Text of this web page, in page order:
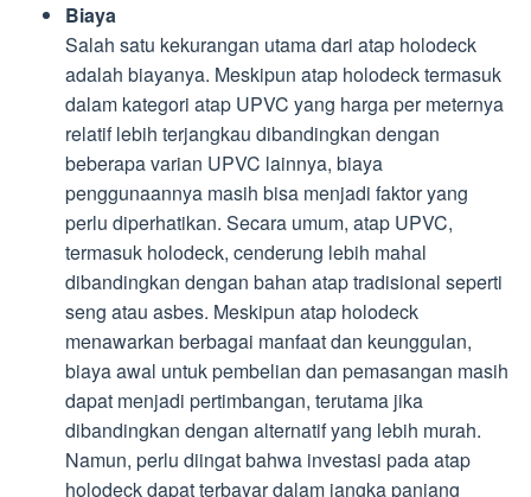
Biaya
Salah satu kekurangan utama dari atap holodeck
adalah biayanya. Meskipun atap holodeck termasuk
dalam kategori atap UPVC yang harga per meternya
relatif lebih terjangkau dibandingkan dengan
beberapa varian UPVC lainnya, biaya
penggunaannya masih bisa menjadi faktor yang
perlu diperhatikan. Secara umum, atap UPVC,
termasuk holodeck, cenderung lebih mahal
dibandingkan dengan bahan atap tradisional seperti
seng atau asbes. Meskipun atap holodeck
menawarkan berbagai manfaat dan keunggulan,
biaya awal untuk pembelian dan pemasangan masih
dapat menjadi pertimbangan, terutama jika
dibandingkan dengan alternatif yang lebih murah.
Namun, perlu diingat bahwa investasi pada atap
holodeck dapat terbayar dalam jangka panjang